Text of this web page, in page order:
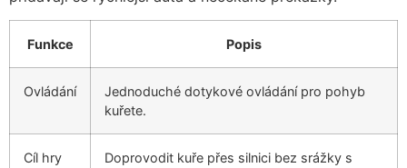
Funkce Popis
Ovládání
Jednoduché dotykové ovládání pro pohyb
kuřete.
Cíl hry
Doprovodit kuře přes silnici bez srážky s